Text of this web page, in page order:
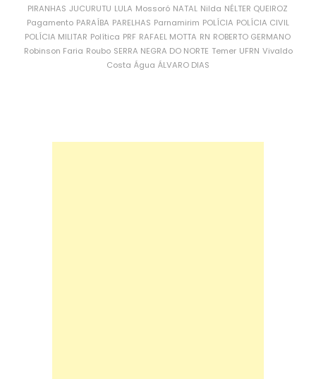
PIRANHAS JUCURUTU LULA Mossoró NATAL Nilda NÉLTER QUEIROZ
Pagamento PARAÍBA PARELHAS Parnamirim POLÍCIA POLÍCIA CIVIL
POLÍCIA MILITAR Política PRF RAFAEL MOTTA RN ROBERTO GERMANO
Robinson Faria Roubo SERRA NEGRA DO NORTE Temer UFRN Vivaldo
Costa Água ÁLVARO DIAS